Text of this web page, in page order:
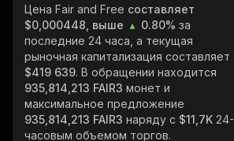
Цена Fair and Free составляет
$0,000448, выше
0.80% за
последние 24 часа, а текущая
рыночная капитализация составляет
$419 639. В обращении находится
935,814,213 FAIR3 монет и
максимальное предложение
935,814,213 FAIR3 наряду с $11,7K 24-
часовым объемом торгов.